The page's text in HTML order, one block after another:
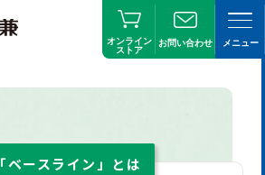
オンライン
ストア
お問い合わせ メニュー
「ベースライン」とは